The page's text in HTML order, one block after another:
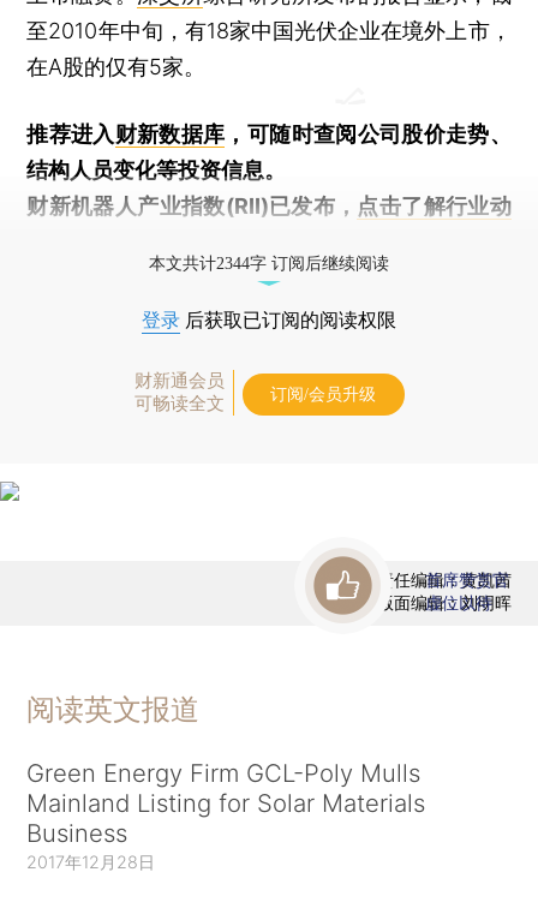
至2010年中旬，有18家中国光伏企业在境外上市，
在A股的仅有5家。
推荐进入财新数据库 ，可随时查阅公司股价走势、
结构人员变化等投资信息。
财新机器人产业指数(RII)已发布， 点击了解行业动
本文共计2344字 订阅后继续阅读
登录 后获取已订阅的阅读权限
财新通会员
可畅读全文
订阅/会员升级
责任编辑：黄凯茜
版面编辑：刘明晖
首席赞赏官
虚位以待
阅读英文报道
Green Energy Firm GCL-Poly Mulls
Mainland Listing for Solar Materials
Business
2017年12月28日